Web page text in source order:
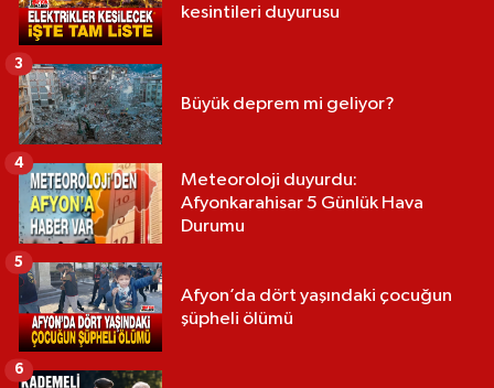
kesintileri duyurusu
Büyük deprem mi geliyor?
3
Meteoroloji duyurdu:
Afyonkarahisar 5 Günlük Hava
Durumu
4
Afyon’da dört yaşındaki çocuğun
şüpheli ölümü
5
6